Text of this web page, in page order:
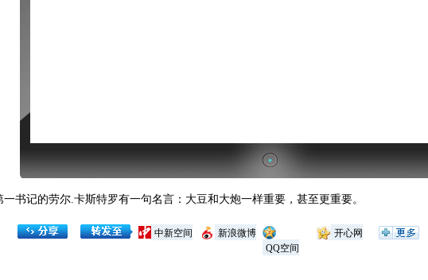
记的劳尔.卡斯特罗有一句名言：大豆和大炮一样重要，甚至更重要。
开心网
QQ空间
新浪微博
中新空间